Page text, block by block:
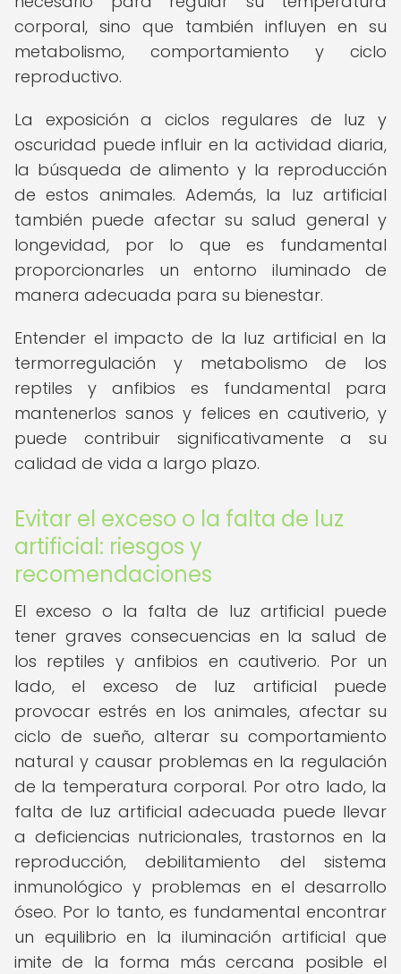
corporal, sino que también influyen en su
metabolismo, comportamiento y ciclo
reproductivo.
La exposición a ciclos regulares de luz y
oscuridad puede influir en la actividad diaria,
la búsqueda de alimento y la reproducción
de estos animales. Además, la luz artificial
también puede afectar su salud general y
longevidad, por lo que es fundamental
proporcionarles un entorno iluminado de
manera adecuada para su bienestar.
Entender el impacto de la luz artificial en la
termorregulación y metabolismo de los
reptiles y anfibios es fundamental para
mantenerlos sanos y felices en cautiverio, y
puede contribuir significativamente a su
calidad de vida a largo plazo.
Evitar el exceso o la falta de luz
artificial: riesgos y
recomendaciones
El exceso o la falta de luz artificial puede
tener graves consecuencias en la salud de
los reptiles y anfibios en cautiverio. Por un
lado, el exceso de luz artificial puede
provocar estrés en los animales, afectar su
ciclo de sueño, alterar su comportamiento
natural y causar problemas en la regulación
de la temperatura corporal. Por otro lado, la
falta de luz artificial adecuada puede llevar
a deficiencias nutricionales, trastornos en la
reproducción, debilitamiento del sistema
inmunológico y problemas en el desarrollo
óseo. Por lo tanto, es fundamental encontrar
un equilibrio en la iluminación artificial que
imite de la forma más cercana posible el